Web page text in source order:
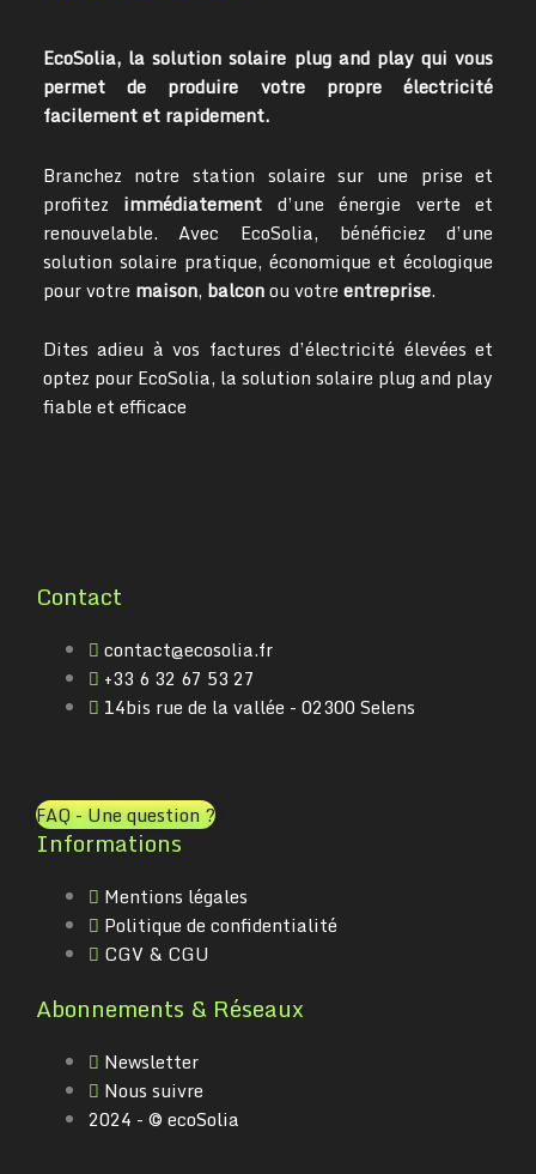
EcoSolia, la solution solaire plug and play qui vous
permet de produire votre propre électricité
facilement et rapidement.
Branchez notre station solaire sur une prise et
profitez immédiatement d’une énergie verte et
renouvelable. Avec EcoSolia, bénéficiez d’une
solution solaire pratique, économique et écologique
pour votre maison, balconou votre entreprise.
Dites adieu à vos factures d’électricité élevées et
optez pour EcoSolia, la solution solaire plug and play
fiable et efficace
Contact
contact@ecosolia.fr
+33 6 32 67 53 27
14bis rue de la vallée - 02300 Selens
FAQ - Une question ?
Informations
Mentions légales
Politique de confidentialité
CGV & CGU
Abonnements & Réseaux
Newsletter
Nous suivre
2024 - © ecoSolia